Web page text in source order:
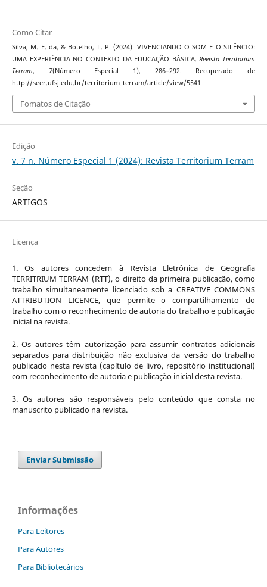
Como Citar
Silva, M. E. da, & Botelho, L. P. (2024). VIVENCIANDO O SOM E O SILÊNCIO:
UMA EXPERIÊNCIA NO CONTEXTO DA EDUCAÇÃO BÁSICA.Revista Territorium
Terram, 7(Número Especial 1), 286–292. Recuperado de
http://seer.ufsj.edu.br/territorium_terram/article/view/5541
Fomatos de Citação
Edição
v. 7 n. Número Especial 1 (2024): Revista Territorium Terram
Seção
ARTIGOS
Licença
1. Os autores concedem à Revista Eletrônica de Geografia
TERRITRIUM TERRAM (RTT), o direito da primeira publicação, como
trabalho simultaneamente licenciado sob a CREATIVE COMMONS
ATTRIBUTION LICENCE, que permite o compartilhamento do
trabalho com o reconhecimento de autoria do trabalho e publicação
inicial na revista.
2. Os autores têm autorização para assumir contratos adicionais
separados para distribuição não exclusiva da versão do trabalho
publicado nesta revista (capítulo de livro, repositório institucional)
com reconhecimento de autoria e publicação inicial desta revista.
3. Os autores são responsáveis pelo conteúdo que consta no
manuscrito publicado na revista.
Enviar Submissão
Informações
Para Leitores
Para Autores
Para Bibliotecários